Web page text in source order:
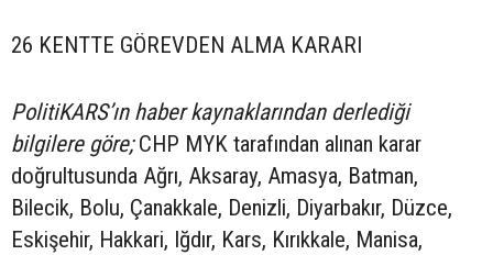
26 KENTTE GÖREVDEN ALMA KARARI
PolitiKARS’ın haber kaynaklarından derlediği
bilgilere göre;CHP MYK tarafından alınan karar
doğrultusunda Ağrı, Aksaray, Amasya, Batman,
Bilecik, Bolu, Çanakkale, Denizli, Diyarbakır, Düzce,
Eskişehir, Hakkari, Iğdır, Kars, Kırıkkale, Manisa,